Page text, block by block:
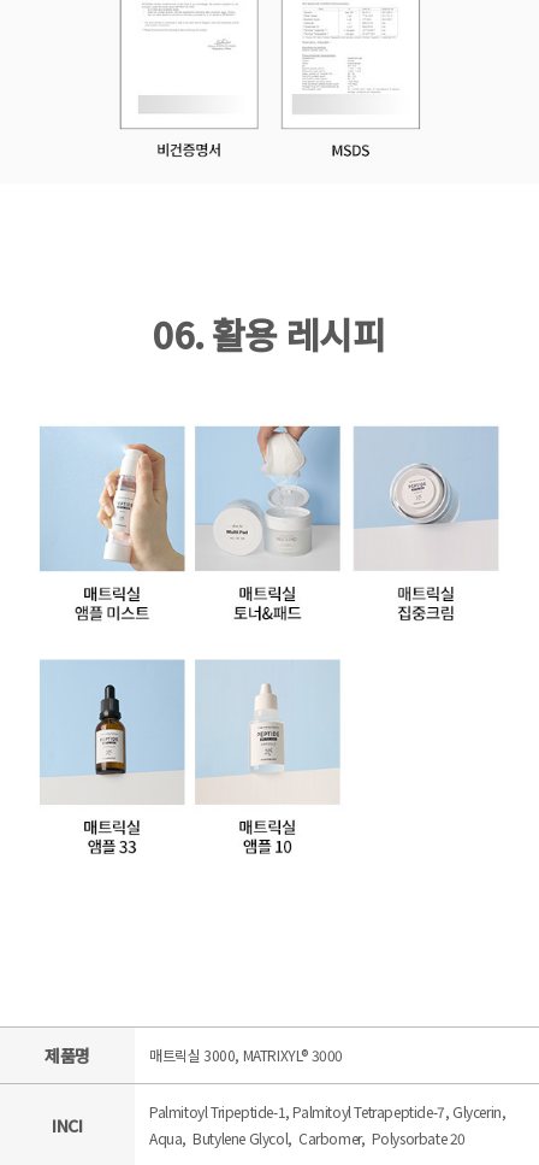
06. 활용 레시피
제품명 매트릭실 3000, MATRIXYL® 3000
INCI
Palmitoyl Tripeptide-1, Palmitoyl Tetrapeptide-7, Glycerin,
Aqua, Butylene Glycol, Carbomer, Polysorbate 20